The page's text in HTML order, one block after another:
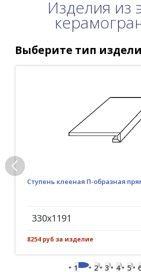
Изделия из
Выберите тип
Ступень клееная П-образная
330x1191
8254 руб за изделие
1 2 3 4 5